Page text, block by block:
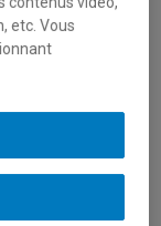
et de la
éducatif
de garde en
etc. Vous